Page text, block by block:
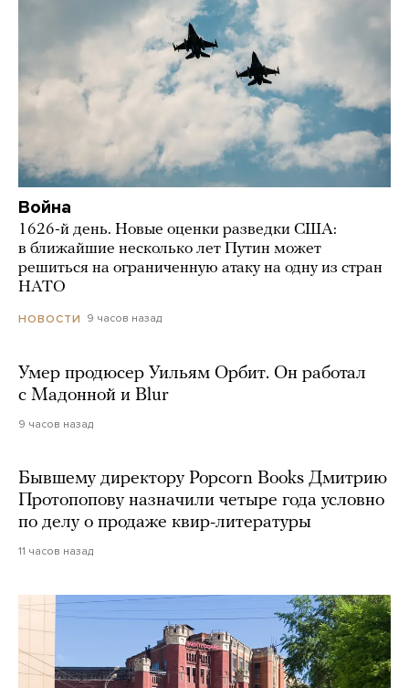
Война
1626-й день. Новые оценки разведки США:
в ближайшие несколько лет Путин может
решиться на ограниченную атаку на одну из стран
НАТО
НОВОСТИ 9 часов назад
Умер продюсер Уильям Орбит. Он работал
с Мадонной и Blur
9 часов назад
Бывшему директору Popcorn Books Дмитрию
Протопопову назначили четыре года условно
по делу о продаже квир-литературы
11 часов назад